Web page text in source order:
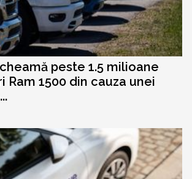
peste 1.5 milioane
Ram 1500 din cauza unei